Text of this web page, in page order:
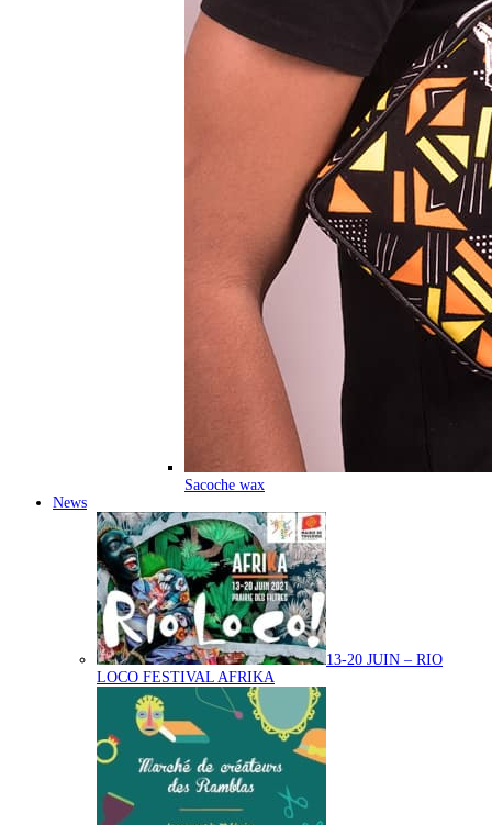
Sacoche wax
News
13-20 JUIN – RIO
LOCO FESTIVAL AFRIKA